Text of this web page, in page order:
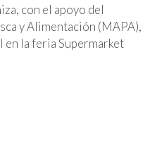
con el apoyo del
y Alimentación (MAPA),
en la feria Supermarket